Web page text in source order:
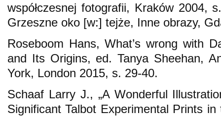
współczesnej fotografii, Kraków 2004,
Grzeszne oko [w:] tejże, Inne obrazy,
Roseboom Hans, What’s wrong with
and Its Origins, ed. Tanya Sheehan,
York, London 2015, s. 29-40.
Schaaf Larry J., „A Wonderful
Significant Talbot Experimental Prints